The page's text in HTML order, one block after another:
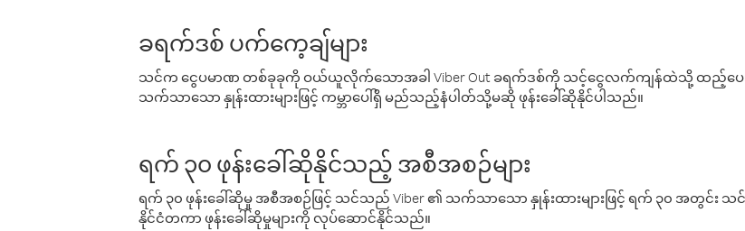
ခရက်ဒစ် ပက်ကေ့ချ်များ
သင်က ငွေပမာဏ တစ်ခုခုကို ဝယ်ယူလိုက်သောအခါ Viber Out ခရက်ဒစ်ကို သင့်ငွေလက်ကျန်ထဲသို့ ထည့်ပေ
သက်သာသော နှုန်းထားများဖြင့် ကမ္ဘာပေါ်ရှိ မည်သည့်နံပါတ်သို့မဆို ဖုန်းခေါ်ဆိုနိုင်ပါသည်။
ရက် ၃၀ ဖုန်းခေါ်ဆိုနိုင်သည့် အစီအစဉ်များ
ရက် ၃၀ ဖုန်းခေါ်ဆိုမှု အစီအစဉ်ဖြင့် သင်သည် Viber ၏ သက်သာသော နှုန်းထားများဖြင့် ရက် ၃၀ အတွင်း
နိုင်ငံတကာ ဖုန်းခေါ်ဆိုမှုများကို လုပ်ဆောင်နိုင်သည်။